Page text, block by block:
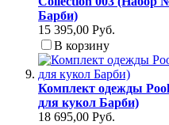
Барби)
15 395,00 Руб.
В корзину
Комплект одежды
для кукол Барби)
18 695,00 Руб.